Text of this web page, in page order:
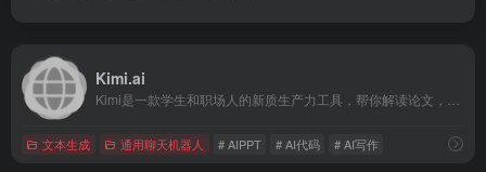
Kimi.ai
文本生成 通用聊天机器人 # AIPPT # AI代码 # AI写作